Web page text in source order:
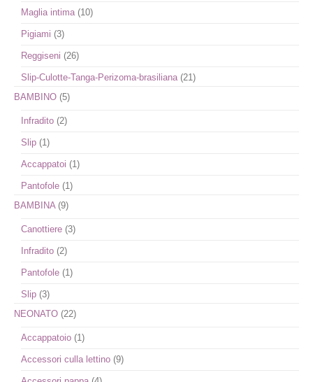
Maglia intima (10)
Pigiami (3)
Reggiseni (26)
Slip-Culotte-Tanga-Perizoma-brasiliana (21)
BAMBINO (5)
Infradito (2)
Slip (1)
Accappatoi (1)
Pantofole (1)
BAMBINA (9)
Canottiere (3)
Infradito (2)
Pantofole (1)
Slip (3)
NEONATO (22)
Accappatoio (1)
Accessori culla lettino (9)